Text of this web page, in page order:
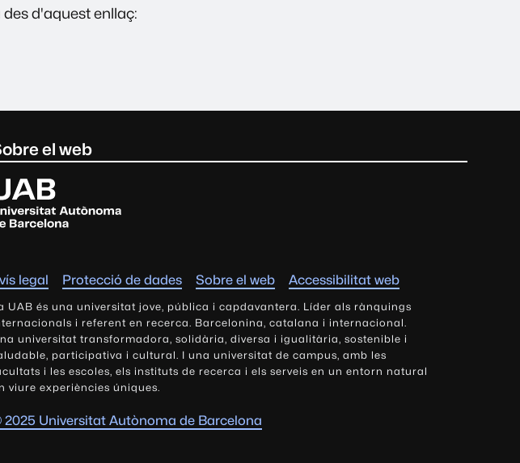
d'aquest enllaç:
el web
legal Protecció de dades Sobre el web Accessibilitat web
UAB és una universitat jove, pública i capdavantera. Líder als rànquings
i referent en recerca. Barcelonina, catalana i internacional.
universitat transformadora, solidària, diversa i igualitària, sostenible i
participativa i cultural. I una universitat de campus, amb les
i les escoles, els instituts de recerca i els serveis en un entorn natural
viure experiències úniques.
2025 Universitat Autònoma de Barcelona